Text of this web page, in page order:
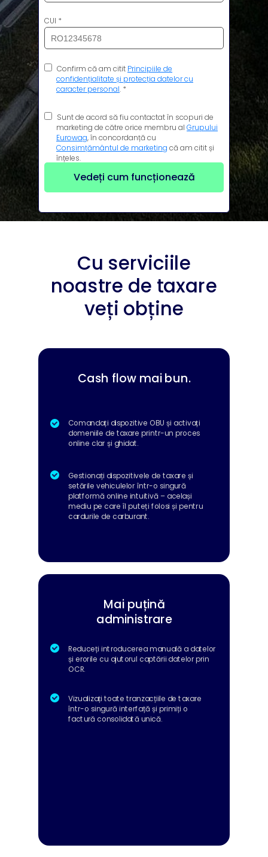
Cu serviciile
noastre de taxare
veți obține
Mai puțină
administrare
Reduceți introducerea manuală a datelor
și erorile cu ajutorul captării datelor prin
OCR.
Vizualizați toate tranzacțiile de taxare
într-o singură interfață și primiți o
factură consolidată unică.
Cash flow mai bun.
Comandați dispozitive OBU și activați
domeniile de taxare printr-un proces
online clar și ghidat.
Gestionați dispozitivele de taxare și
setările vehiculelor într-o singură
platformă online intuitivă – același
mediu pe care îl puteți folosi și pentru
cardurile de carburant.
CUI *
Confirm că am citit Principiile de
confidențialitate și protecția datelor cu
caracter personal. *
Sunt de acord să fiu contactat în scopuri de
marketing de către orice membru al Grupului
Eurowag, în concordanță cu
Consimțământul de marketing că am citit și
înțeles.
Vedeți cum funcționează